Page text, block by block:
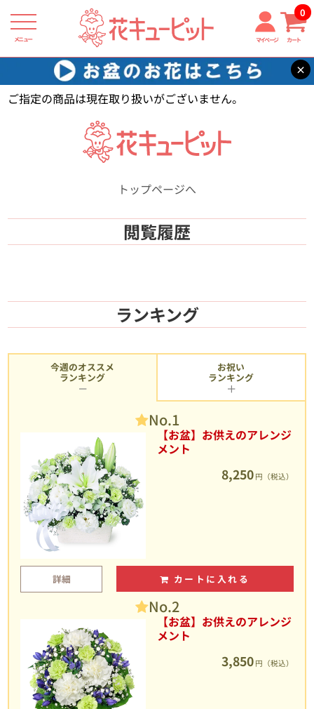
メニュー マイページ カート
0
×
花キューピット 【】
ご指定の商品は現在取り扱いがございません。
トップページへ
閲覧履歴
ランキング
今週のオススメ
ランキング
No.1
【お盆】お供えのアレンジ
メント
8,250 円（税込）
詳細 カートに入れる
No.2
【お盆】お供えのアレンジ
メント
3,850 円（税込）
お祝い
ランキング